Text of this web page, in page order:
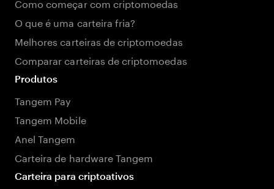
O que é uma carteira fria?
Melhores carteiras de criptomoedas
Comparar carteiras de criptomoedas
Produtos
Tangem Pay
Tangem Mobile
Anel Tangem
Carteira de hardware Tangem
Carteira para criptoativos